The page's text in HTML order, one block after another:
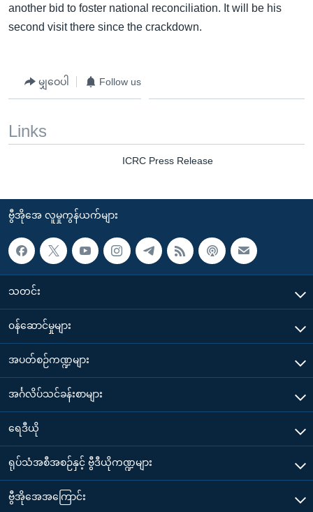
another bid to foster national reconciliation. It will be his
second visit there since the crackdown.
မျှဝေပါ Follow us
Links
ICRC Press Release
ဗွီအိုအေ လူမှုကွန်ယက်များ
သတင်း
၀န်ဆောင်မှုများ
အပတ်စဉ်ကဏ္ဍများ
အင်္ဂလိပ်သင်ခန်းစာများ
ရေဒီယို
ရုပ်သံအစီအစဉ်နှင့် ဗွီဒီယိုကဏ္ဍများ
ဗွီအိုအေအကြောင်း